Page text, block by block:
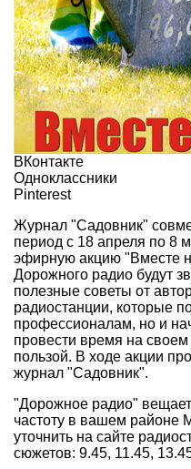
ВКонтакте
Одноклассники
Pinterest
Журнал "Садовник"
период с 18 апреля по 8
эфирную акцию "Вместе
Дорожного радио будут
полезные советы от
радиостанции, которые
профессионалам, но и
провести время на
пользой. В ходе акции
журнал "Садовник".
"Дорожное радио"
частоту в вашем районе
уточнить на сайте
сюжетов: 9.45, 11.45,